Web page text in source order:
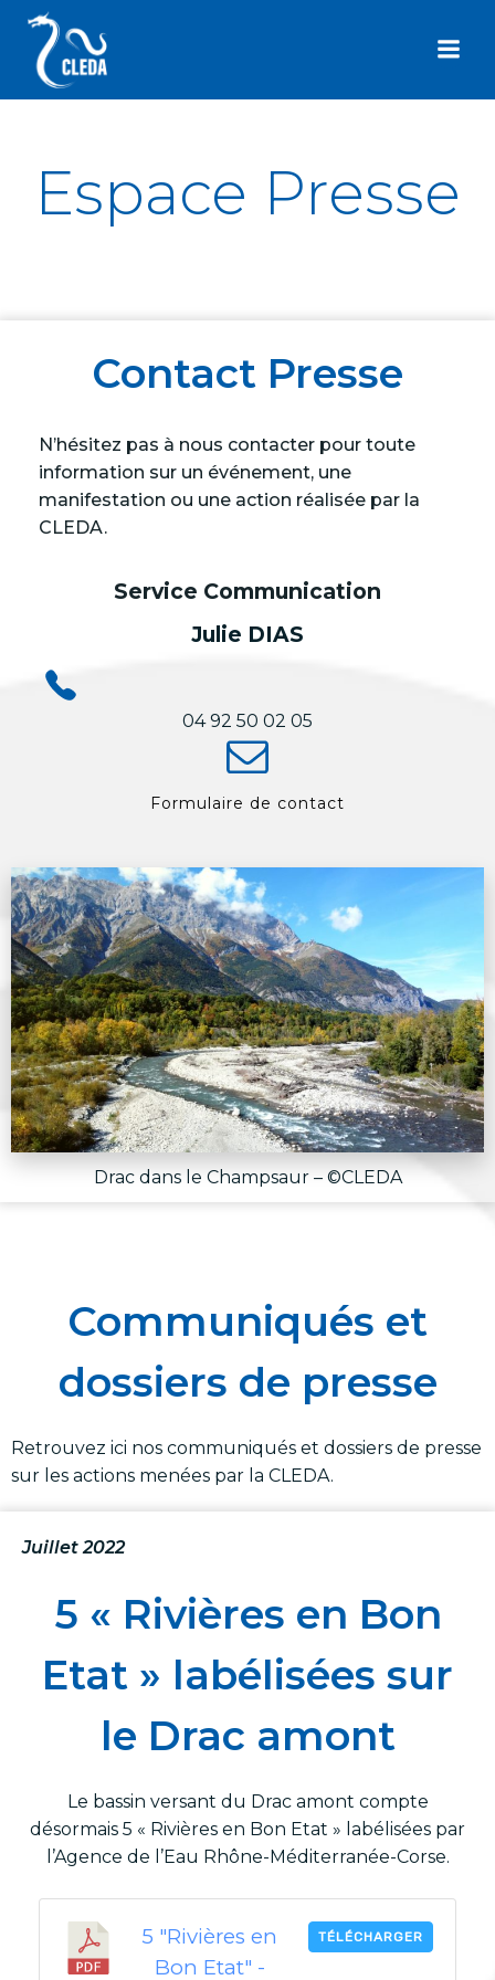
Espace Presse
Contact Presse
N’hésitez pas à nous contacter pour toute
information sur un événement, une
manifestation ou une action réalisée par la
CLEDA.
Service Communication
Julie DIAS
04 92 50 02 05
Formulaire de contact
Drac dans le Champsaur – ©CLEDA
Communiqués et
dossiers de presse
Retrouvez ici nos communiqués et dossiers de presse
sur les actions menées par la CLEDA.
Juillet 2022
5 « Rivières en Bon
Etat » labélisées sur
le Drac amont
Le bassin versant du Drac amont compte
désormais 5 « Rivières en Bon Etat » labélisées par
l’Agence de l’Eau Rhône-Méditerranée-Corse.
5 "Rivières en
Bon Etat" -
TÉLÉCHARGER